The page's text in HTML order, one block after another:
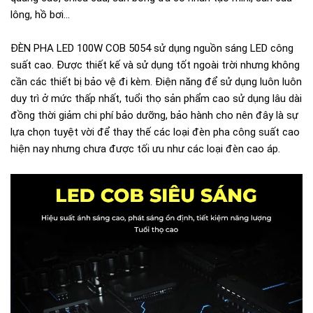
lông, hồ bơi...
ĐÈN PHA LED 100W COB 5054 sử dụng nguồn sáng LED công
suất cao. Được thiết kế và sử dụng tốt ngoài trời nhưng không
cần các thiết bị bảo vệ đi kèm. Điện năng để sử dụng luôn luôn
duy trì ở mức thấp nhất, tuổi thọ sản phẩm cao sử dụng lâu dài
đồng thời giảm chi phí bảo dưỡng, bảo hành cho nên đây là sự
lựa chọn tuyệt vời để thay thế các loại đèn pha công suất cao
hiện nay nhưng chưa được tối ưu như các loại đèn cao áp.